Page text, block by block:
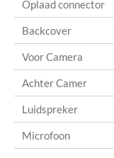
Oplaad connector
Backcover
Voor Camera
Achter Camer
Luidspreker
Microfoon